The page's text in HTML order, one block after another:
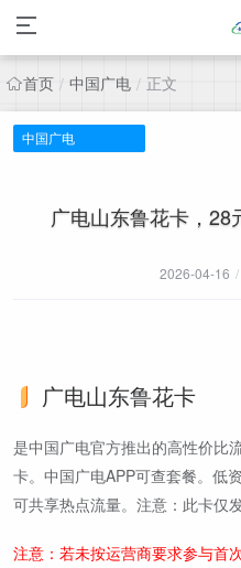
首页 / 中国广电 / 正文
中国广电
广电山东鲁花卡，
2026-04-16 /
广电山东鲁花卡
是中国广电官方推出的高性价比
卡。中国广电APP可查套餐。低
可共享热点流量。注意：此卡仅
注意：若未按运营商要求参与首